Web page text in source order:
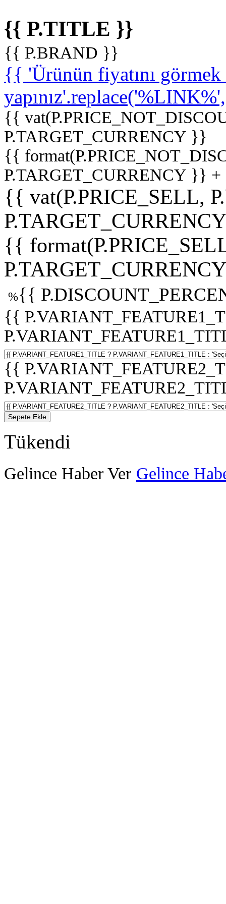
{{ P.TITLE }}
{{ P.BRAND }}
{{ 'Ürünün fiyatını
{{
P.TARGET_CURRENCY }}
{{
P.TARGET_CURRENCY }}
{{ vat(P.PRICE_SELL,
{{
%{{
{{
{{
Sepete Ekle
Tükendi
Gelince Haber Ver Gelince